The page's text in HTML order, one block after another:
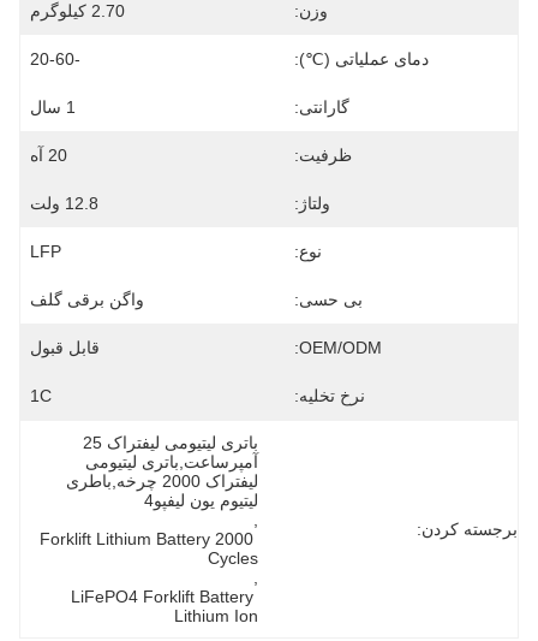
وزن: 2.70 کيلوگرم
دمای عملیاتی (℃): -20-60
گارانتی: 1 سال
ظرفیت: 20 آه
ولتاژ: 12.8 ولت
نوع: LFP
بی حسی: واگن برقی گلف
OEM/ODM: قابل قبول
نرخ تخلیه: 1C
برجسته کردن:
لیتیوم یون لیفپو4
Forklift Lithium Battery 2000
Cycles
LiFePO4 Forklift Battery
Lithium Ion